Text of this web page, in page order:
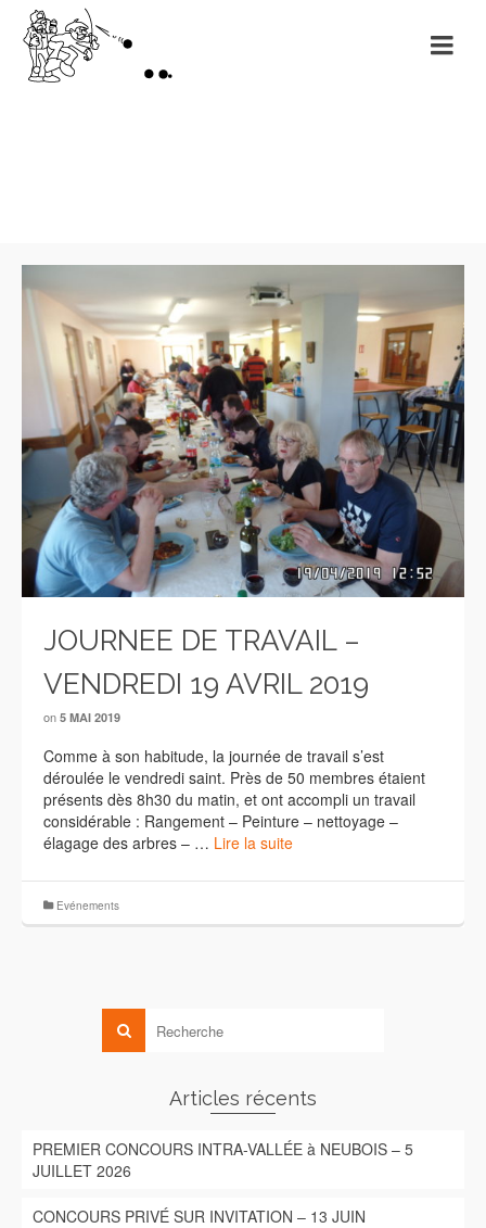
JOURNEE DE TRAVAIL –
VENDREDI 19 AVRIL 2019
on 5 MAI 2019
Comme à son habitude, la journée de travail s’est
déroulée le vendredi saint. Près de 50 membres étaient
présents dès 8h30 du matin, et ont accompli un travail
considérable : Rangement – Peinture – nettoyage –
élagage des arbres – … Lire la suite
Evénements
Articles récents
PREMIER CONCOURS INTRA-VALLÉE à NEUBOIS – 5
JUILLET 2026
CONCOURS PRIVÉ SUR INVITATION – 13 JUIN